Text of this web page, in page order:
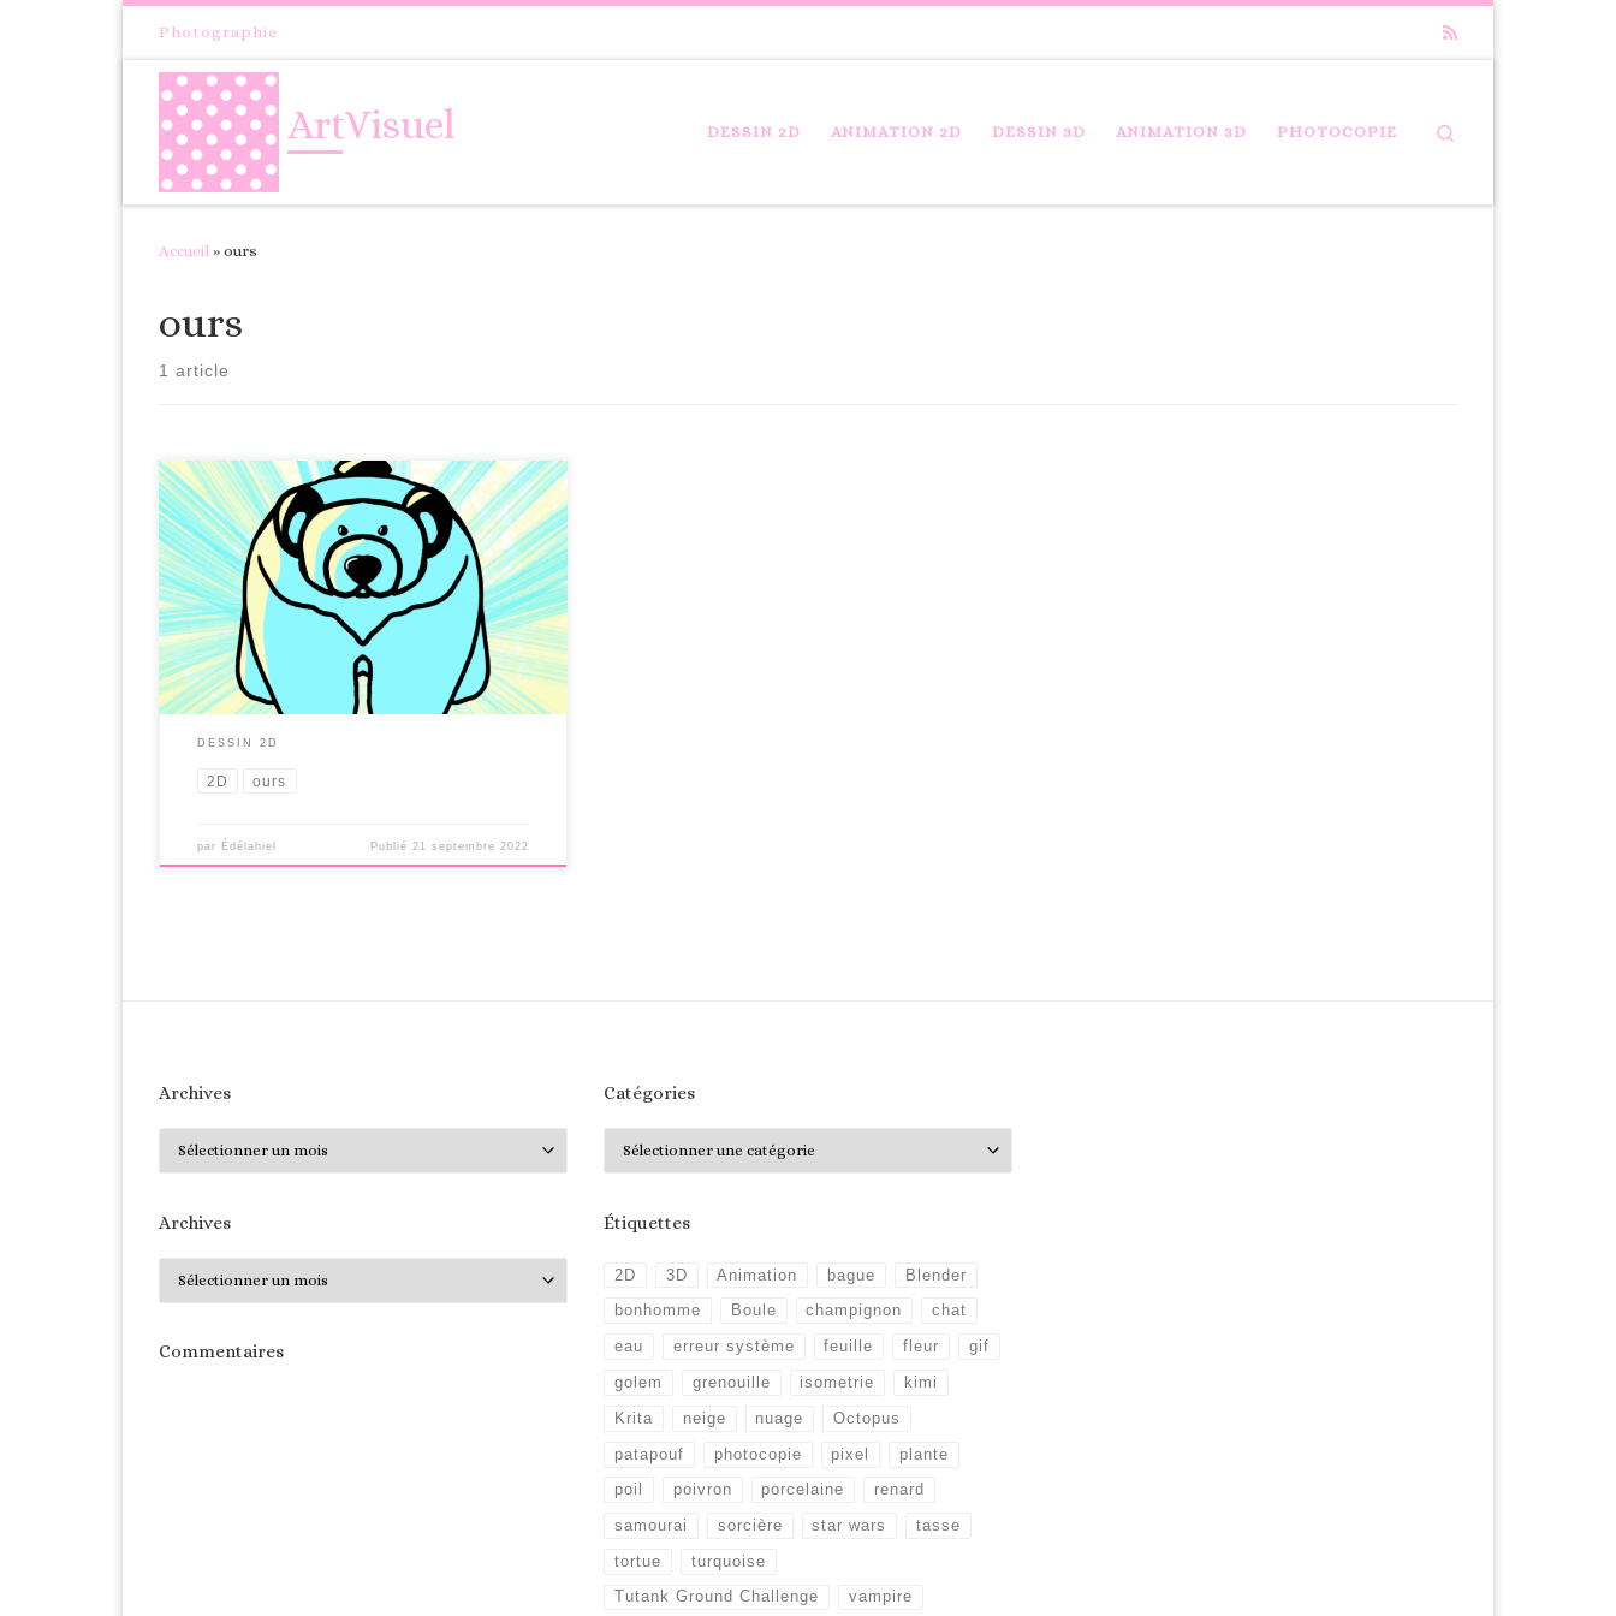
Passer au contenuPhotographie
ArtVisuel DESSIN 2D ANIMATION 2D DESSIN 3D ANIMATION 3D PHOTOCOPIE
Accueil » ours
ours
1 article
DESSIN 2D
2D ours
par Édélahiel Publié21 septembre 2022
Archives
Archives
Commentaires
Catégories
Étiquettes
2D 3D Animation bague Blender
bonhomme Boule champignon chat
eau erreur système feuille fleur gif
golem grenouille isometrie kimi
Krita neige nuage Octopus
patapouf photocopie pixel plante
poil poivron porcelaine renard
samourai sorcière star wars tasse
tortue turquoise
Tutank Ground Challenge vampire